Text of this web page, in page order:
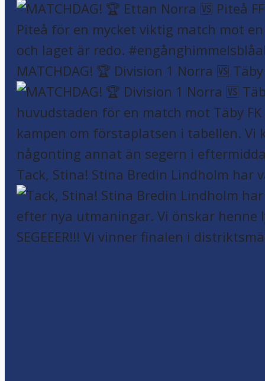
MATCHDAG! 🏆 Division 1 Norra 🆚
Tack, Stina! Stina Bredin Lindholm har
SEGEEER!!! Vi vinner finalen i